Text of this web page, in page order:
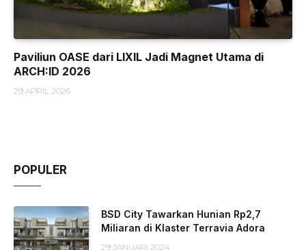
Paviliun OASE dari LIXIL Jadi Magnet Utama di
ARCH:ID 2026
29 APRIL 2026
POPULER
BSD City Tawarkan Hunian Rp2,7
Miliaran di Klaster Terravia Adora
29 JANUARI 2024